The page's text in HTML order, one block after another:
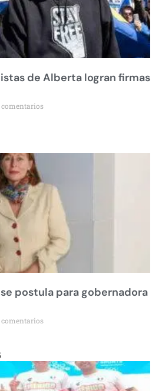
de Alberta logran firmas
postula para gobernadora